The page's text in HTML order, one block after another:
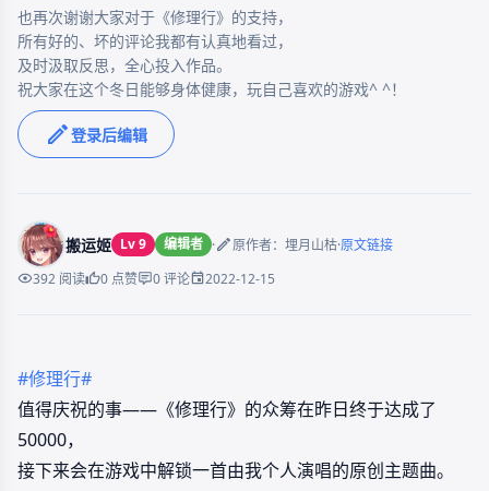
也再次谢谢大家对于《修理行》的支持，
所有好的、坏的评论我都有认真地看过，
及时汲取反思，全心投入作品。
登录后编辑
搬运姬 Lv 9 编辑者 · 原作者：埋月山枯·原文链接
392 阅读
0 点赞 0 评论 2022-12-15
#修理行#
值得庆祝的事——《修理行》的众筹在昨日终于达成了
50000，
接下来会在游戏中解锁一首由我个人演唱的原创主题曲。